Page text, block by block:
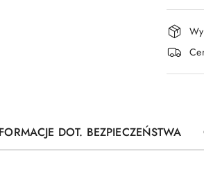
i
DOT. BEZPIECZEŃSTWA